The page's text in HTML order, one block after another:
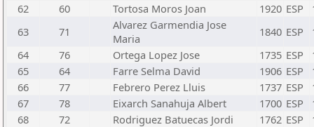
62
60 Tortosa Moros Joan 1920 ESP
63
71
Alvarez Garmendia Jose
Maria
1840 ESP
64
76 Ortega Lopez Jose 1735 ESP
65
64 Farre Selma David 1906 ESP
66
77 Febrero Perez Lluis 1737 ESP
67
78 Eixarch Sanahuja Albert 1700 ESP
68
72 Rodriguez Batuecas Jordi 1762 ESP